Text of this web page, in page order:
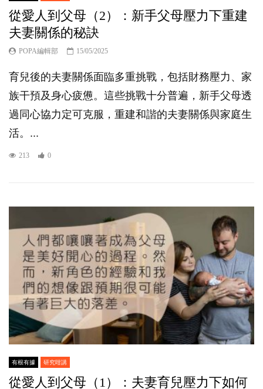
從愛人到父母（2）：新手父母壓力下重建
夫妻關係的秘訣
POPA編輯部 15/05/2025
育兒後的夫妻關係面臨多重挑戰，包括財務壓力、家
族干預及身心疲憊。這些挑戰十分普遍，新手父母透
過同心協力定可克服，重建和諧的夫妻關係與家庭生
活。...
213 0
有根有據 研究咁講
從愛人到父母（1）：夫妻育兒壓力下如何